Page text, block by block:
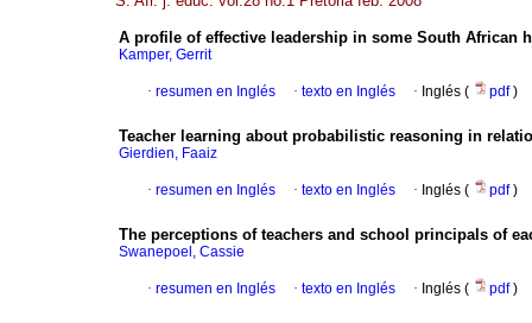
A profile of effective leadership in some South African
Kamper, Gerrit
· resumen en Inglés · texto en Inglés · Inglés ( pdf)
Teacher learning about probabilistic reasoning in
Gierdien, Faaiz
· resumen en Inglés · texto en Inglés · Inglés ( pdf)
The perceptions of teachers and school principals of
Swanepoel, Cassie
· resumen en Inglés · texto en Inglés · Inglés ( pdf)